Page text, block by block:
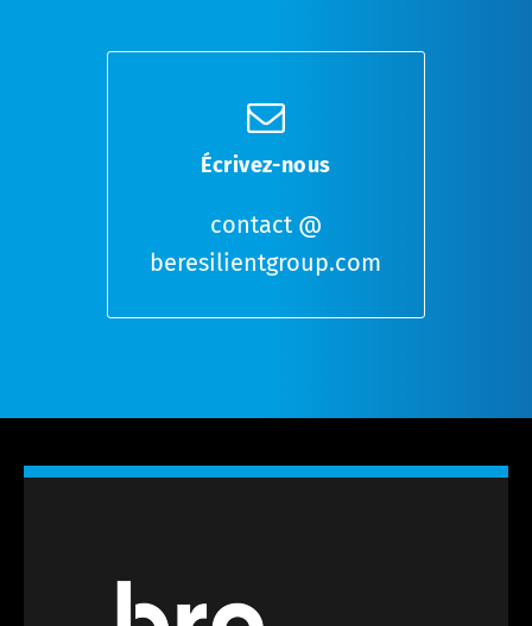
r
Écrivez-nous
contact @
beresilientgroup.com